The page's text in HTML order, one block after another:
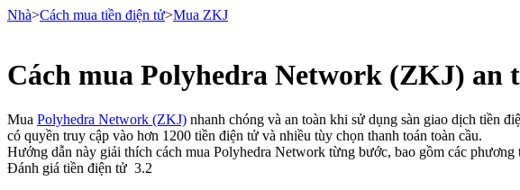
Hợp đồng tương lai
Nhà>Cách mua tiền điện tử>Mua ZKJ
Cách mua Polyhedra Network (ZKJ) an
Mua Polyhedra Network (ZKJ) nhanh chóng và an toàn khi sử dụng sàn giao dịch tiền
có quyền truy cập vào hơn 1200 tiền điện tử và nhiều tùy chọn thanh toán toàn cầu.
Hướng dẫn này giải thích cách mua Polyhedra Network từng bước, bao gồm các
Đánh giá tiền điện tử 3.2